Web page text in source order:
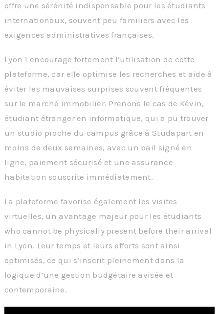
offre une sérénité indispensable pour les étudiants
internationaux, souvent peu familiers avec les
exigences administratives françaises.
Lyon 1 encourage fortement l’utilisation de cette
plateforme, car elle optimise les recherches et aide à
éviter les mauvaises surprises souvent fréquentes
sur le marché immobilier. Prenons le cas de Kévin,
étudiant étranger en informatique, qui a pu trouver
un studio proche du campus grâce à Studapart en
moins de deux semaines, avec un bail signé en
ligne, paiement sécurisé et une assurance
habitation souscrite immédiatement.
La plateforme favorise également les visites
virtuelles, un avantage majeur pour les étudiants
who cannot be physically present before their arrival
in Lyon. Leur temps et leurs efforts sont ainsi
optimisés, ce qui s’inscrit pleinement dans la
logique d’une gestion budgétaire avisée et
contemporaine.